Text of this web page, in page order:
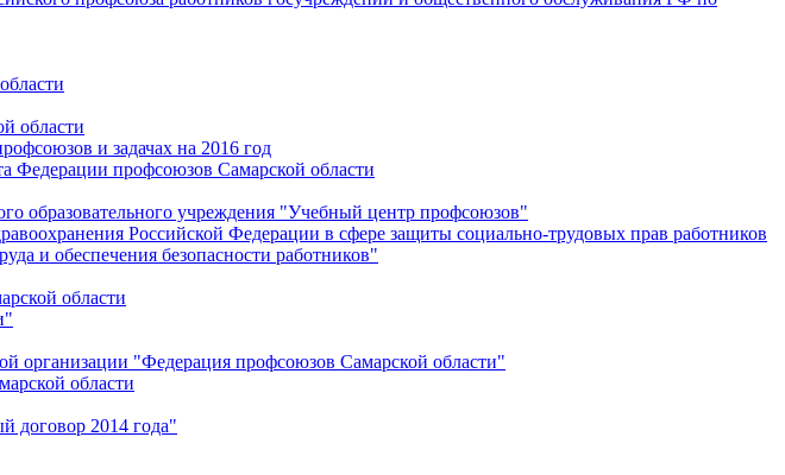
области
и задачах на 2016 год
Федерации профсоюзов Самарской области
образовательного учреждения "Учебный центр профсоюзов"
Российской Федерации в сфере защиты социально-трудовых прав работников
и обеспечения безопасности работников"
области
"Федерация профсоюзов Самарской области"
области
договор 2014 года"